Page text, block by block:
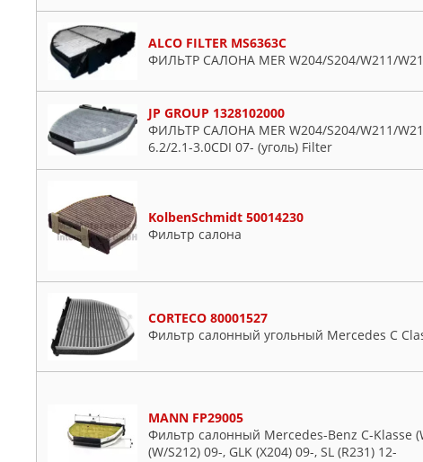
ALCO FILTER MS6363C
ФИЛЬТР САЛОНА MER W204/S204/W211/
JP GROUP 1328102000
ФИЛЬТР САЛОНА MER W204/S204/W211/
6.2/2.1-3.0CDI 07- (уголь) Filter
KolbenSchmidt 50014230
Фильтр салона
CORTECO 80001527
Фильтр салонный угольный Mercedes C
MANN FP29005
Фильтр салонный Mercedes-Benz C-Klasse
(W/S212) 09-, GLK (X204) 09-, SL (R231) 12-